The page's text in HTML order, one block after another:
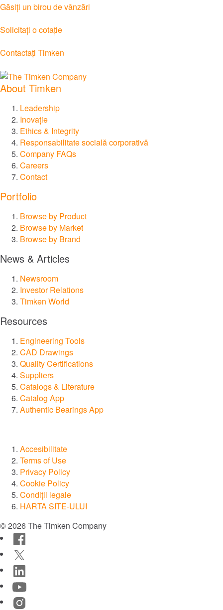
Investitori
Noutăți
Găsiți un birou de vânzări
Solicitați o cotație
Contactați Timken
About Timken
Leadership
Inovație
Ethics & Integrity
Responsabilitate socială corporativă
Company FAQs
Careers
Contact
Portfolio
Browse by Product
Browse by Market
Browse by Brand
News & Articles
Newsroom
Investor Relations
Timken World
Resources
Engineering Tools
CAD Drawings
Quality Certifications
Suppliers
Catalogs & Literature
Catalog App
Authentic Bearings App
Accesibilitate
Terms of Use
Privacy Policy
Cookie Policy
Condiții legale
HARTA SITE-ULUI
© 2026 The Timken Company
Facebook
Twitter
LinkedIn
YouTube
Instagram